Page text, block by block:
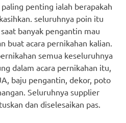
penting ialah berapakah
seluruhnya poin itu
banyak pengantin mau
buat acara pernikahan kalian.
semua keseluruhnya
dalam acara pernikahan itu,
baju pengantin, dekor, poto
Seluruhnya supplier
dan diselesaikan pas.